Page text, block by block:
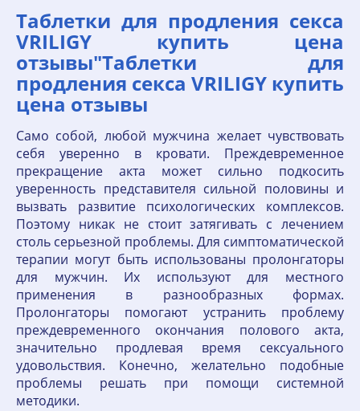
Таблетки для продления секса
VRILIGY купить цена
отзывы"Таблетки для
продления секса VRILIGY купить
цена отзывы
Само собой, любой мужчина желает чувствовать
себя уверенно в кровати. Преждевременное
прекращение акта может сильно подкосить
уверенность представителя сильной половины и
вызвать развитие психологических комплексов.
Поэтому никак не стоит затягивать с лечением
столь серьезной проблемы. Для симптоматической
терапии могут быть использованы пролонгаторы
для мужчин. Их используют для местного
применения в разнообразных формах.
Пролонгаторы помогают устранить проблему
преждевременного окончания полового акта,
значительно продлевая время сексуального
удовольствия. Конечно, желательно подобные
проблемы решать при помощи системной
методики.